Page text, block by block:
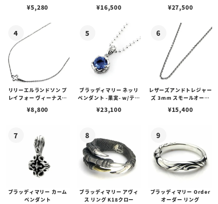
¥5,280 ¥16,500 ¥27,500
リリーエルランドソン プ
レイフォー ヴィーナスチ
¥8,800
ブラッディマリー ネッリ
ペンダント -果実- w/ティ
¥23,100
レザーズアンドトレジャー
ズ 3mm スモールオーバ
ブスタークラスプ＆LTロ
¥15,400
ブラッディマリー カーム
ペンダント
ブラッディマリー アヴィ
ス リング K18クロー
ブラッディマリー Order
オーダー リング